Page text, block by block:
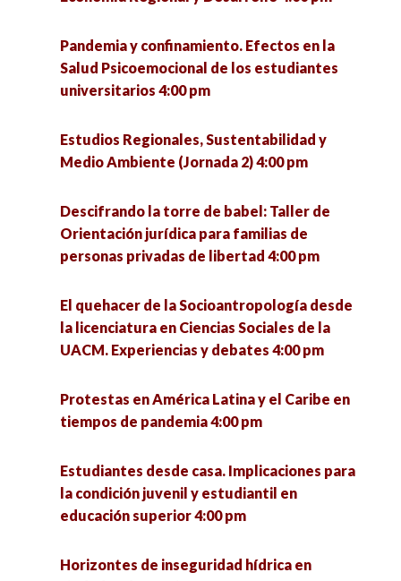
la educación popular 5:00 pm
¿Qué se investiga hoy en un doctorado en
Seminario «La utopía política» (1a sesión) 6:00
VII Jornadas de Políticas Públicas ante los
desafíos urbanos. Riesgos, cultura y
La Guerra de Florencia 5:00 pm
y paradigmas educativos. 5:00 pm
del modelo de reinserción social en el CERESO
Hermosillo I 5:00 pm
retrospectiva desde México prehispánico
perspectiva hasta la 4T. 5:00 pm
ciencias sociales? 5:00 pm
articuladores de la ciudad 5:30 pm
Pymes innovadoras y su impacto social en el
Pandemia y confinamiento. Efectos en la
Salud Psicoemocional de los estudiantes
universitarios 4:00 pm
Estudios Regionales, Sustentabilidad y
Medio Ambiente (Jornada 2) 4:00 pm
Descifrando la torre de babel: Taller de
Orientación jurídica para familias de
personas privadas de libertad 4:00 pm
El quehacer de la Socioantropología desde
la licenciatura en Ciencias Sociales de la
UACM. Experiencias y debates 4:00 pm
Protestas en América Latina y el Caribe en
tiempos de pandemia 4:00 pm
Estudiantes desde casa. Implicaciones para
la condición juvenil y estudiantil en
educación superior 4:00 pm
Horizontes de inseguridad hídrica en